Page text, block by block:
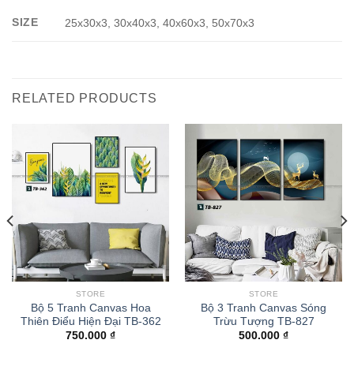
SIZE 25x30x3, 30x40x3, 40x60x3, 50x70x3
RELATED PRODUCTS
STORE
Bộ 5 Tranh Canvas Hoa
Thiên Điểu Hiện Đại TB-362
750.000 ₫
STORE
Bộ 3 Tranh Canvas Sóng
Trừu Tượng TB-827
500.000 ₫